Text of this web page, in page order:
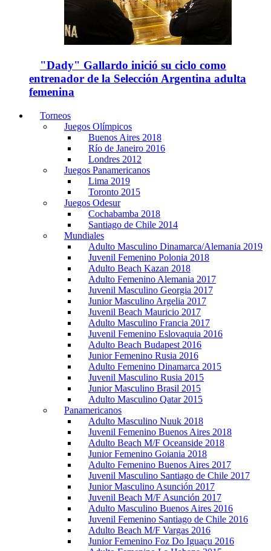
"Dady" Gallardo inició su ciclo como
entrenador de la Selección Argentina adulta
femenina
Torneos
Juegos Olímpicos
Buenos Aires 2018
Río de Janeiro 2016
Londres 2012
Juegos Panamericanos
Lima 2019
Toronto 2015
Juegos Odesur
Cochabamba 2018
Santiago de Chile 2014
Mundiales
Adulto Masculino Dinamarca/Alemania 2019
Juvenil Femenino Polonia 2018
Adulto Beach Kazan 2018
Adulto Femenino Alemania 2017
Juvenil Masculino Georgia 2017
Junior Masculino Argelia 2017
Juvenil Beach Mauricio 2017
Adulto Masculino Francia 2017
Juvenil Femenino Eslovaquia 2016
Adulto Beach Budapest 2016
Junior Femenino Rusia 2016
Adulto Femenino Dinamarca 2015
Juvenil Masculino Rusia 2015
Junior Masculino Brasil 2015
Adulto Masculino Qatar 2015
Panamericanos
Adulto Masculino Nuuk 2018
Juvenil Femenino Buenos Aires 2018
Adulto Beach M/F Oceanside 2018
Junior Femenino Goiania 2018
Adulto Femenino Buenos Aires 2017
Juvenil Masculino Santiago de Chile 2017
Junior Masculino Asunción 2017
Juvenil Beach M/F Asunción 2017
Adulto Masculino Buenos Aires 2016
Juvenil Femenino Santiago de Chile 2016
Adulto Beach M/F Vargas 2016
Junior Femenino Foz Do Iguaçu 2016